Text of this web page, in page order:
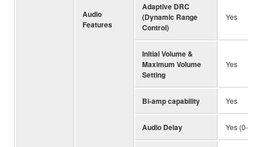
Audio
Features
Adaptive DRC
(Dynamic Range
Control)
Yes
Initial Volume &
Maximum Volume
Setting
Yes
Bi-amp capability Yes
Audio Delay Yes (0-500